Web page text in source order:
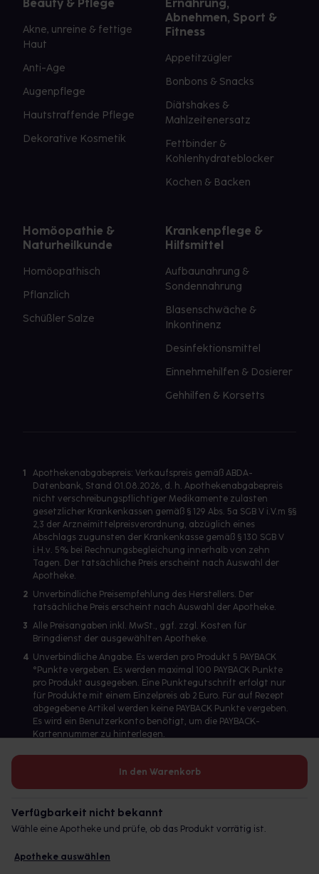
In den Warenkorb
Verfügbarkeit nicht bekannt
Wähle eine Apotheke und prüfe, ob das Produkt vorrätig ist.
Apotheke auswählen
Beauty & Pflege
Akne, unreine & fettige
Haut
Anti-Age
Augenpflege
Hautstraffende Pflege
Dekorative Kosmetik
Ernährung,
Abnehmen, Sport &
Fitness
Appetitzügler
Bonbons & Snacks
Diätshakes &
Mahlzeitenersatz
Fettbinder &
Kohlenhydrateblocker
Kochen & Backen
Homöopathie &
Naturheilkunde
Homöopathisch
Pflanzlich
Schüßler Salze
Krankenpflege &
Hilfsmittel
Aufbaunahrung &
Sondennahrung
Blasenschwäche &
Inkontinenz
Desinfektionsmittel
Einnehmehilfen & Dosierer
Gehhilfen & Korsetts
1
Apothekenabgabepreis: Verkaufspreis gemäß ABDA-
Datenbank, Stand 01.08.2026, d. h. Apothekenabgabepreis
nicht verschreibungspflichtiger Medikamente zulasten
gesetzlicher Krankenkassen gemäß § 129 Abs. 5a SGB V i.V.m §§
2,3 der Arzneimittelpreisverordnung, abzüglich eines
Abschlags zugunsten der Krankenkasse gemäß § 130 SGB V
i.H.v. 5% bei Rechnungsbegleichung innerhalb von zehn
Tagen. Der tatsächliche Preis erscheint nach Auswahl der
Apotheke.
2 Unverbindliche Preisempfehlung des Herstellers. Der
tatsächliche Preis erscheint nach Auswahl der Apotheke.
3 Alle Preisangaben inkl. MwSt., ggf. zzgl. Kosten für
Bringdienst der ausgewählten Apotheke.
4 Unverbindliche Angabe. Es werden pro Produkt 5 PAYBACK
°Punkte vergeben. Es werden maximal 100 PAYBACK Punkte
pro Produkt ausgegeben. Eine Punktegutschrift erfolgt nur
für Produkte mit einem Einzelpreis ab 2 Euro. Für auf Rezept
abgegebene Artikel werden keine PAYBACK Punkte vergeben.
Es wird ein Benutzerkonto benötigt, um die PAYBACK-
Kartennummer zu hinterlegen.
Betreiber des Portals und verantwortlich: gesund.de GmbH &
© 2026 gesund.de GmbH & Co. KG